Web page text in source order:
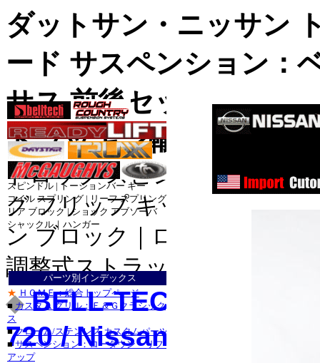
スピンドル | トーションバー キー
コイル スプリング | リーフ スプリング
リア ブロック | ショック アブソーバ
シャックル｜ハンガー
パーツ別インデックス
★ ＨＯＭＥ：総合トップページ
■ カスタム グリル：Ｅ＆Ｇクラシック
ス
■クローム/ステンレス カスタムパーツ
■ サスペンション：ローダウン・リフト
アップ
ダットサン・ニッサン
ード サスペンション：
サス 前後セット：基本
トラッキン輸入パーツ
ドロップ スピンドル｜調整
グ フリップ キット｜ダウン
ン ブロック｜ロワード シャ
調整式ストラット
◆BELL-TECH Sport
720 / Nissan Pickup